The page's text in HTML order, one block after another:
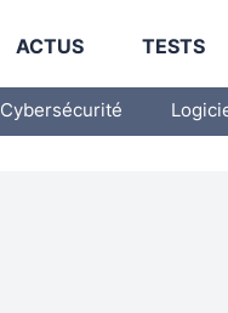
ACTUS TESTS
Cybersécurité